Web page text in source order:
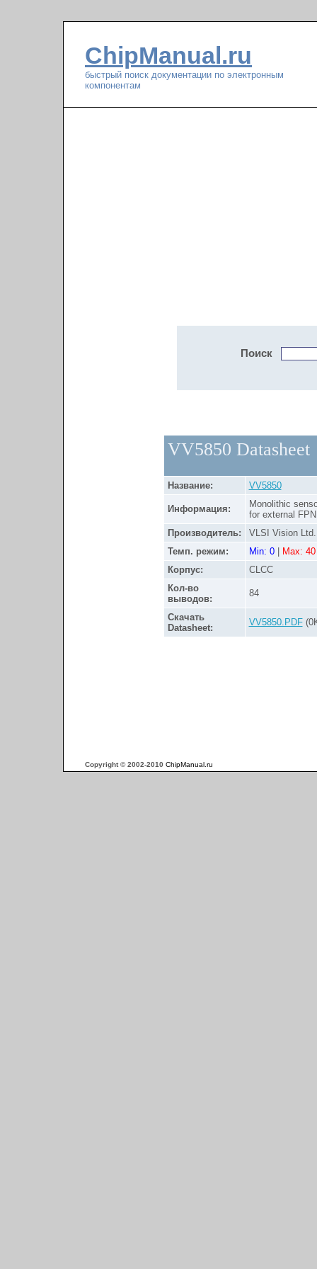
ChipManual.ru
быстрый поиск документации по электронным
компонентам
Поиск
VV5850 Datasheet
Название: VV5850
Информация:
Monolithic
for external
Производитель:
VLSI Vision Ltd.
Темп. режим:
Min: 0|
Max: 40
Корпус:
CLCC
Кол-во
выводов:
84
Скачать
Datasheet:
VV5850.PDF
Copyright © 2002-2010 ChipManual.ru